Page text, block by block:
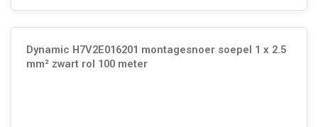
Dynamic H7V2E016201 montagesnoer soepel 1 x 2.5
mm² zwart rol 100 meter